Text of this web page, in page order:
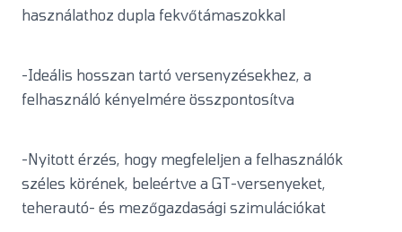
használathoz dupla fekvőtámaszokkal
-Ideális hosszan tartó versenyzésekhez, a
felhasználó kényelmére összpontosítva
-Nyitott érzés, hogy megfeleljen a felhasználók
széles körének, beleértve a GT-versenyeket,
teherautó- és mezőgazdasági szimulációkat